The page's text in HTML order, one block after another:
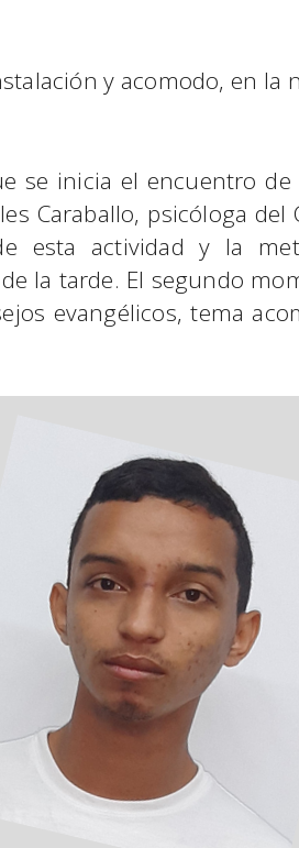
y acomodo, en la
se inicia el encuentro
Caraballo, psicóloga del
esta actividad y la
la tarde. El segundo
evangélicos, tema